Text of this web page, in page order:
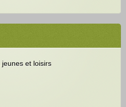
et loisirs